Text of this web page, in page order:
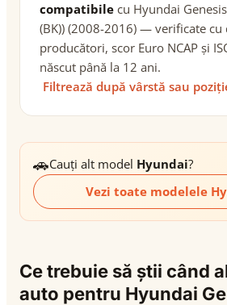
compatibile cu Hyundai
(BK)) (2008-2016) — verificate cu
producători, scor Euro NCAP și
născut până la 12 ani.
Filtrează după vârstă sau
🚗Cauți alt model Hyundai?
Vezi toate modelele
Ce trebuie să știi când
auto pentru Hyundai